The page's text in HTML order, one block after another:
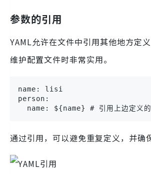
参数的引用
YAML允许在文件中引用其他地方定
维护配置文件时非常实用。
name: lisi
person:
name: ${name} # 引用上边定义
通过引用，可以避免重复定义，并确